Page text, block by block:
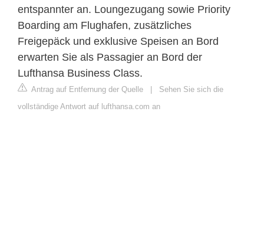
entspannter an. Loungezugang sowie Priority
Boarding am Flughafen, zusätzliches
Freigepäck und exklusive Speisen an Bord
erwarten Sie als Passagier an Bord der
Lufthansa Business Class.
Antrag auf Entfernung der Quelle | Sehen Sie sich die
vollständige Antwort auf lufthansa.com an